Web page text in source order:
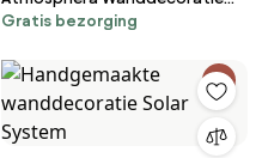
Riet - Set van 3 - Beige Lin - Ø
Gratis bezorging